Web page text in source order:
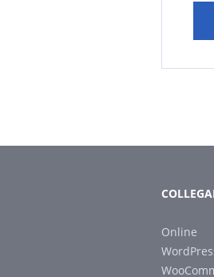
Online